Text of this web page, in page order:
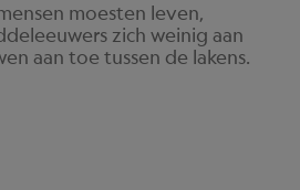
moesten leven,
zich weinig aan
aan toe tussen de lakens.